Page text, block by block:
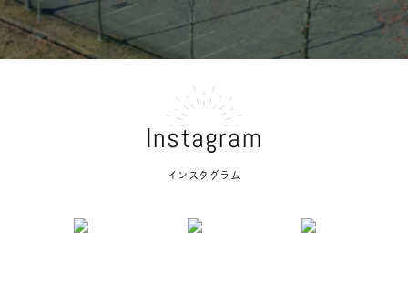
・砺波青少年自然の家について
- 自然の家とは
Instagram
インスタグラム